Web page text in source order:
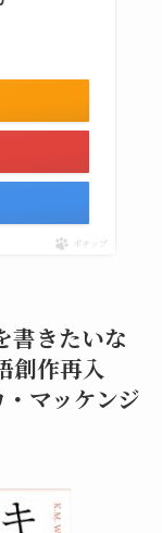
ポチップ
書きたいな
創作再入
マッケンジ